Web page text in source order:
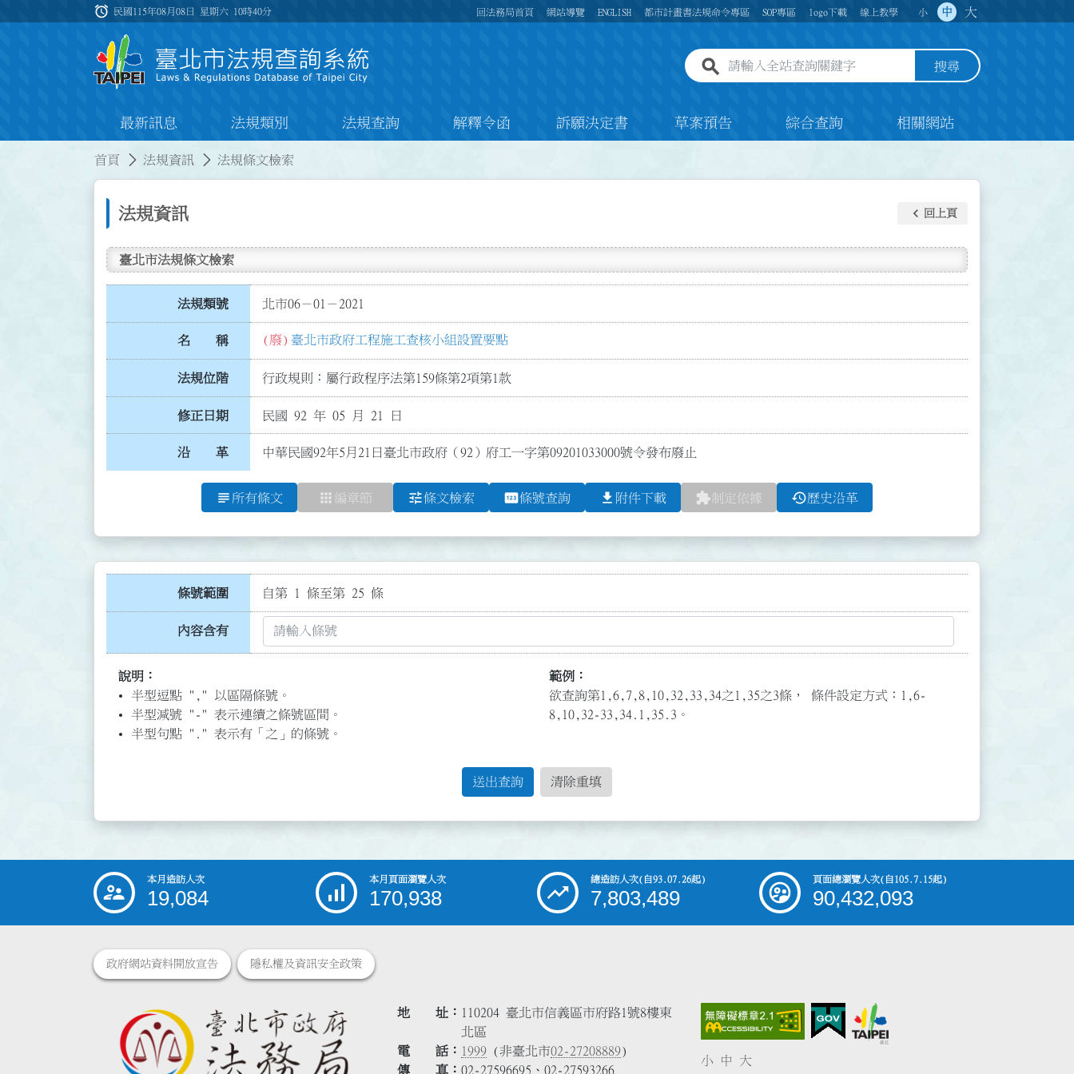
:::
alarm 民國115年08月08日 星期六 10時40分 回法務局首頁 網站導覽 ENGLISH 都市計畫書法規命令專區 SOP專區 logo下載 線上教學 小 中 大
全站查詢關鍵字欄位 搜尋
最新訊息 法規類別 法規查詢 解釋令函 訴願決定書 草案預告 綜合查詢 相關網站
首頁 法規資訊 法規條文檢索
法規資訊 keyboard_arrow_left 回上頁
臺北市法規條文檢索
法規類號 北市06－01－2021
名 稱 (廢) 臺北市政府工程施工查核小組設置要點
法規位階 行政規則：屬行政程序法第159條第2項第1款
修正日期 民國 92 年 05 月 21 日
沿 革 中華民國92年5月21日臺北市政府（92）府工一字第09201033000號令發布廢止
subject 所有條文 apps 編章節 tune條文檢索 pin條號查詢 file_download 附件下載 extension制定依據 history歷史沿革
條號範圍 自第 1 條至第 25 條
內容含有
說明：
半型逗點 "," 以區隔條號。
半型減號 "-" 表示連續之條號區間。
半型句點 "." 表示有「之」的條號。
範例：
欲查詢第1,6,7,8,10,32,33,34之1,35之3條， 條件設定方式：1,6-
8,10,32-33,34.1,35.3。
送出查詢 清除重填
::: 本月造訪人次
19,084
本月頁面瀏覽人次
170,938
總造訪人次(自93.07.26起)
7,803,489
頁面總瀏覽人次(自105.7.15起)
90,432,093
政府網站資料開放宣告 隱私權及資訊安全政策
地 址
110204 臺北市信義區市府路1號8樓東
北區
電 話
1999 (非臺北市02-27208889)
傳 真
02-27596695、02-27593266
小 中 大